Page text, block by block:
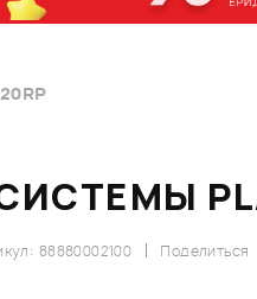
Поделиться
88880002100